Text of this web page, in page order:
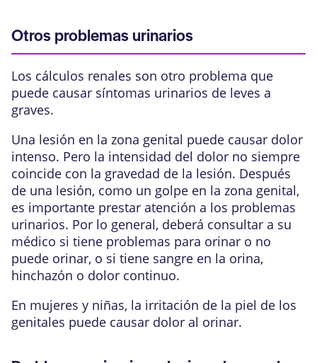
Otros problemas urinarios
Los cálculos renales son otro problema que
puede causar síntomas urinarios de leves a
graves.
Una lesión en la zona genital puede causar dolor
intenso. Pero la intensidad del dolor no siempre
coincide con la gravedad de la lesión. Después
de una lesión, como un golpe en la zona genital,
es importante prestar atención a los problemas
urinarios. Por lo general, deberá consultar a su
médico si tiene problemas para orinar o no
puede orinar, o si tiene sangre en la orina,
hinchazón o dolor continuo.
En mujeres y niñas, la irritación de la piel de los
genitales puede causar dolor al orinar.